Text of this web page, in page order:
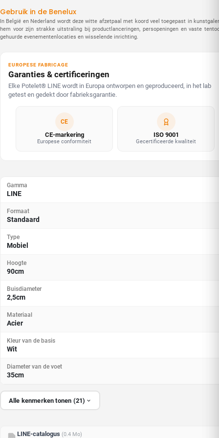
Gebruik in de Benelux
In België en Nederland wordt deze witte afzetpaal met koord veel toegepast in
hem voor zijn strakke uitstraling bij productlanceringen, persopeningen en vaste
gehuurde evenementenlocaties en wisselende inrichting.
EUROPESE FABRICAGE
Garanties & certificeringen
Elke Potelet® LINE wordt in Europa ontworpen en geproduceerd, in het lab
getest en gedekt door fabrieksgarantie.
CE
CE-markering
Europese conformiteit
ISO 9001
Gecertificeerde kwaliteit
Gamma
LINE
Formaat
Standaard
Type
Mobiel
Hoogte
90cm
Buisdiameter
2,5cm
Materiaal
Acier
Kleur van de basis
Wit
Diameter van de voet
35cm
Alle kenmerken tonen (21)
LINE-catalogus (0.4 Mo)